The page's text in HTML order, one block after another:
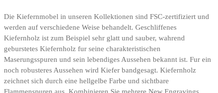
Die Kiefernmobel in unseren Kollektionen sind FSC-zertifiziert und
werden auf verschiedene Weise behandelt. Geschliffenes
Kiefernholz ist zum Beispiel sehr glatt und sauber, wahrend
geburstetes Kiefernholz fur seine charakteristischen
Maserungsspuren und sein lebendiges Aussehen bekannt ist. Fur ein
noch robusteres Aussehen wird Kiefer bandgesagt. Kiefernholz
zeichnet sich durch eine hellgelbe Farbe und sichtbare
Flammenspuren aus. Kombinieren Sie mehrere New Engravings